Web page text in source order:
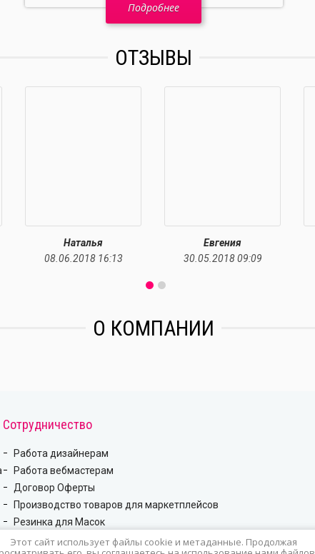
Подробнее
ОТЗЫВЫ
Наталья
08.06.2018 16:13
Евгения
30.05.2018 09:09
О КОМПАНИИ
Сотрудничество
Работа дизайнерам
Работа вебмастерам
Договор Оферты
Производство товаров для маркетплейсов
Резинка для Масок
Этот сайт использует файлы cookie и метаданные. Продолжая